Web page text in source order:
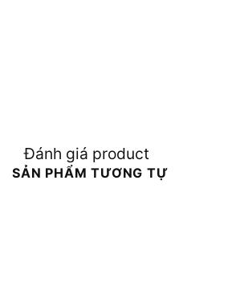
Đánh giá product
SẢN PHẨM TƯƠNG TỰ